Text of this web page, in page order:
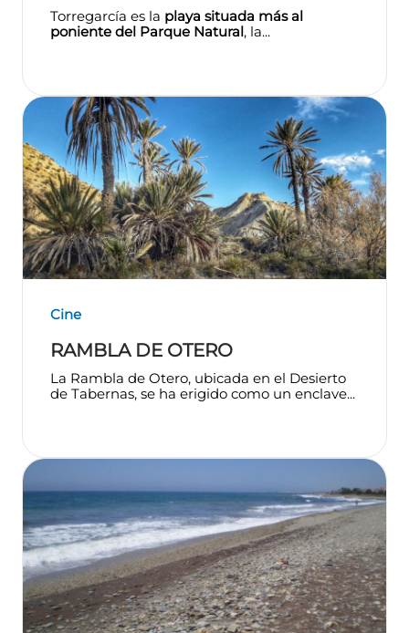
Torregarcía es la playa situada más al
poniente del Parque Natural, la...
Cine
RAMBLA DE OTERO
La Rambla de Otero, ubicada en el Desierto
de Tabernas, se ha erigido como un enclave...